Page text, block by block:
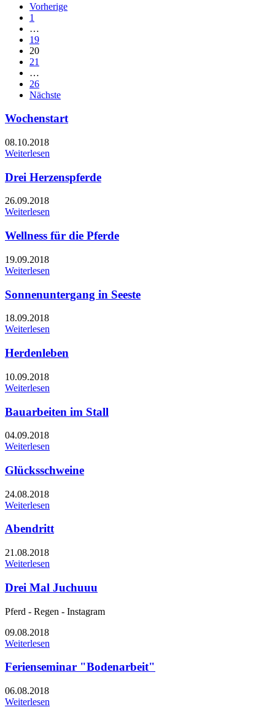
Vorherige
1
…
19
20
21
…
26
Nächste
Wochenstart
08.10.2018
Weiterlesen
Drei Herzenspferde
26.09.2018
Weiterlesen
Wellness für die Pferde
19.09.2018
Weiterlesen
Sonnenuntergang in Seeste
18.09.2018
Weiterlesen
Herdenleben
10.09.2018
Weiterlesen
Bauarbeiten im Stall
04.09.2018
Weiterlesen
Glücksschweine
24.08.2018
Weiterlesen
Abendritt
21.08.2018
Weiterlesen
Drei Mal Juchuuu
Pferd - Regen - Instagram
09.08.2018
Weiterlesen
Ferienseminar "Bodenarbeit"
06.08.2018
Weiterlesen